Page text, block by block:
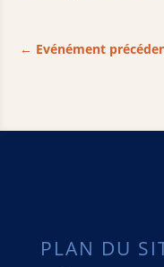
← Evénément
PLAN DU